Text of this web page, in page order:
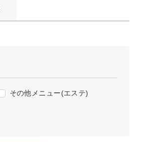
その他メニュー(エステ)